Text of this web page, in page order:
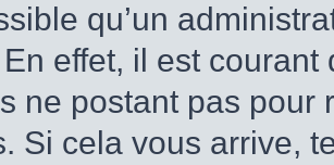
qu’un
effet, il est
ne postant pas
Si cela vous arrive,